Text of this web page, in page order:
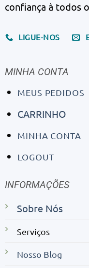
confiança à todos
LIGUE-NOS
MINHA CONTA
MEUS PEDIDOS
CARRINHO
MINHA CONTA
LOGOUT
INFORMAÇÕES
Sobre Nós
Serviços
Nosso Blog